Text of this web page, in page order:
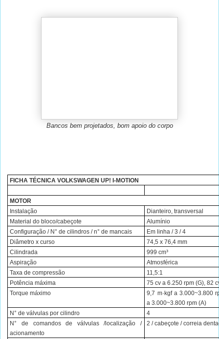
Bancos bem projetados, bom apoio do corpo
FICHA TÉCNICA VOLKSWAGEN UP! I-MOTION
MOTOR
Instalação
Dianteiro, transversal
Material do bloco/cabeçote
Alumínio
Configuração / N° de cilindros / n° de mancais
Em linha / 3 / 4
Diâmetro x curso
74,5 x 76,4 mm
Cilindrada
999 cm³
Aspiração
Atmosférica
Taxa de compressão
11,5:1
Potência máxima
75 cv a 6.250 rpm (G), 82
Torque máximo
9,7 m·kgf a 3.000~3.800
a 3.000~3.800 rpm (A)
N° de válvulas por cilindro
4
N° de comandos de válvulas /localização /
acionamento
2 / cabeçote / correia